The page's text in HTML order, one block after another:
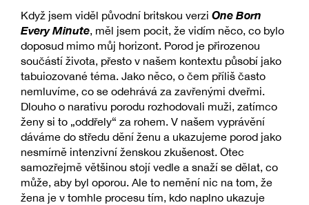
Když jsem viděl původní britskou verzi One Born
Every Minute, měl jsem pocit, že vidím něco, co bylo
doposud mimo můj horizont. Porod je přirozenou
součástí života, přesto v našem kontextu působí jako
tabuiozované téma. Jako něco, o čem příliš často
nemluvíme, co se odehrává za zavřenými dveřmi.
Dlouho o narativu porodu rozhodovali muži, zatímco
ženy si to „oddřely“ za rohem. V našem vyprávění
dáváme do středu dění ženu a ukazujeme porod jako
nesmírně intenzivní ženskou zkušenost. Otec
samozřejmě většinou stojí vedle a snaží se dělat, co
může, aby byl oporou. Ale to nemění nic na tom, že
žena je v tomhle procesu tím, kdo naplno ukazuje